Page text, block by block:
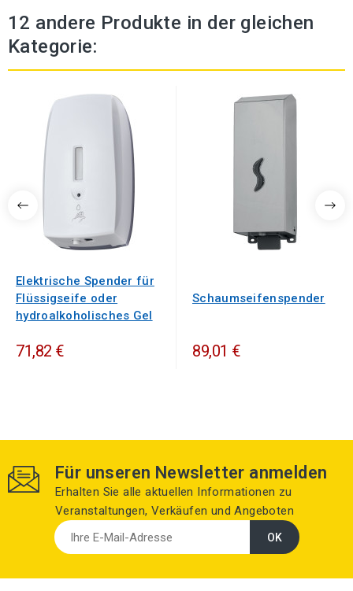
12 andere Produkte in der gleichen
Kategorie:
Elektrische Spender für
Flüssigseife oder
hydroalkoholisches Gel
71,82 €
Schaumseifenspender
89,01 €
Für unseren Newsletter anmelden
Erhalten Sie alle aktuellen Informationen zu
Veranstaltungen, Verkäufen und Angeboten